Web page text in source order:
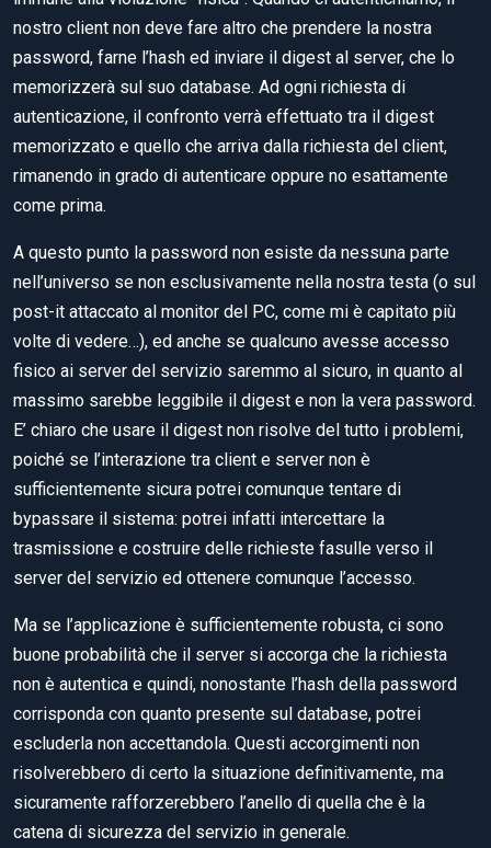
nostro client non deve fare altro che prendere la nostra
password, farne l’hash ed inviare il digest al server, che lo
memorizzerà sul suo database. Ad ogni richiesta di
autenticazione, il confronto verrà effettuato tra il digest
memorizzato e quello che arriva dalla richiesta del client,
rimanendo in grado di autenticare oppure no esattamente
come prima.
A questo punto la password non esiste da nessuna parte
nell’universo se non esclusivamente nella nostra testa (o sul
post-it attaccato al monitor del PC, come mi è capitato più
volte di vedere…), ed anche se qualcuno avesse accesso
fisico ai server del servizio saremmo al sicuro, in quanto al
massimo sarebbe leggibile il digest e non la vera password.
E’ chiaro che usare il digest non risolve del tutto i problemi,
poiché se l’interazione tra client e server non è
sufficientemente sicura potrei comunque tentare di
bypassare il sistema: potrei infatti intercettare la
trasmissione e costruire delle richieste fasulle verso il
server del servizio ed ottenere comunque l’accesso.
Ma se l’applicazione è sufficientemente robusta, ci sono
buone probabilità che il server si accorga che la richiesta
non è autentica e quindi, nonostante l’hash della password
corrisponda con quanto presente sul database, potrei
escluderla non accettandola. Questi accorgimenti non
risolverebbero di certo la situazione definitivamente, ma
sicuramente rafforzerebbero l’anello di quella che è la
catena di sicurezza del servizio in generale.